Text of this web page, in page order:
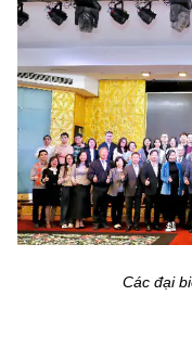
Các đại